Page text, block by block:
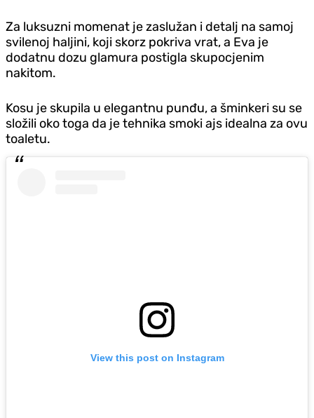
Za luksuzni momenat je zaslužan i detalj na samoj
svilenoj haljini, koji skorz pokriva vrat, a Eva je
dodatnu dozu glamura postigla skupocjenim
nakitom.
Kosu je skupila u elegantnu punđu, a šminkeri su se
složili oko toga da je tehnika smoki ajs idealna za ovu
toaletu.
View this post on Instagram